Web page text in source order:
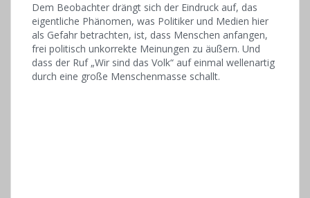
Dem Beobachter drängt sich der Eindruck auf, das
eigentliche Phänomen, was Politiker und Medien hier
als Gefahr betrachten, ist, dass Menschen anfangen,
frei politisch unkorrekte Meinungen zu äußern. Und
dass der Ruf „Wir sind das Volk“ auf einmal wellenartig
durch eine große Menschenmasse schallt.